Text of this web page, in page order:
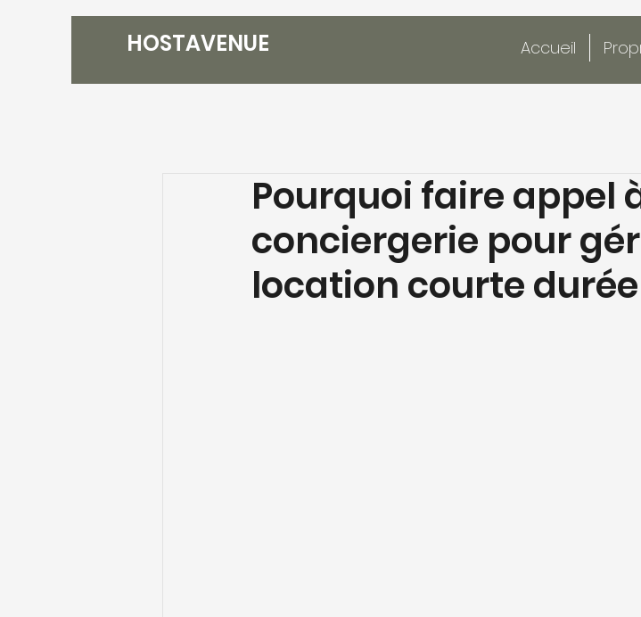
HOSTAVENUE Accueil
Pourquoi faire appel
conciergerie pour
location courte